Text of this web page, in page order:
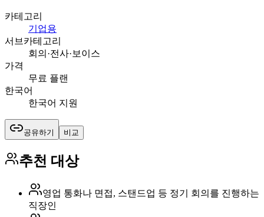
카테고리
기업용
서브카테고리
회의·전사·보이스
가격
무료 플랜
한국어
한국어 지원
공유하기 비교
추천 대상
영업 통화나 면접, 스탠드업 등 정기 회의를 진행하는
직장인